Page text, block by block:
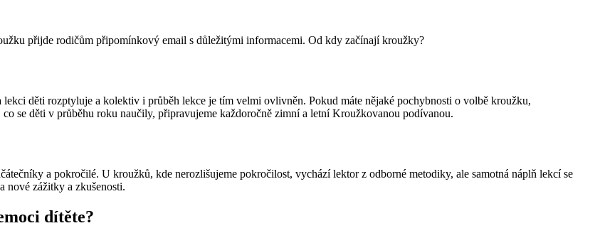
přijde rodičům připomínkový email s důležitými informacemi. Od kdy začínají kroužky?
děti rozptyluje a kolektiv i průběh lekce je tím velmi ovlivněn. Pokud máte nějaké pochybnosti o volbě kroužku,
se děti v průběhu roku naučily, připravujeme každoročně zimní a letní Kroužkovanou podívanou.
a pokročilé. U kroužků, kde nerozlišujeme pokročilost, vychází lektor z odborné metodiky, ale samotná náplň lekcí se
nové zážitky a zkušenosti.
dítěte?